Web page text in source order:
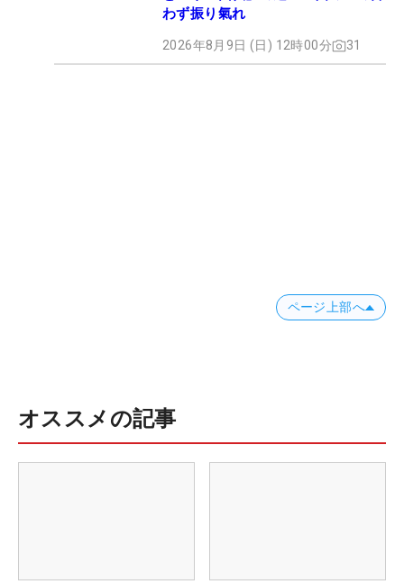
わず振り氣れ
2026年8月9日 (日) 12時00分 31
ページ上部へ
オススメの記事